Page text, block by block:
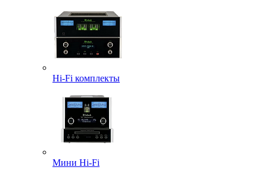
Hi-Fi комплекты
Мини Hi-Fi